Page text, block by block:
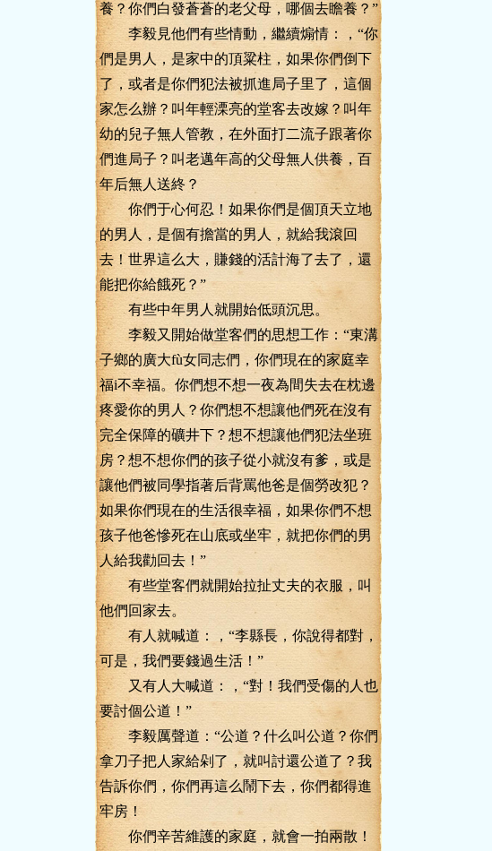
養？你們白發蒼蒼的老父母，哪個去瞻養？”
李毅見他們有些情動，繼續煽情：，“你
們是男人，是家中的頂粱柱，如果你們倒下
了，或者是你們犯法被抓進局子里了，這個
家怎么辦？叫年輕溧亮的堂客去改嫁？叫年
幼的兒子無人管教，在外面打二流子跟著你
們進局子？叫老邁年高的父母無人供養，百
年后無人送終？
你們于心何忍！如果你們是個頂天立地
的男人，是個有擔當的男人，就給我滾回
去！世界這么大，賺錢的活計海了去了，還
能把你給餓死？”
有些中年男人就開始低頭沉思。
李毅又開始做堂客們的思想工作：“東溝
子鄉的廣大fù女同志們，你們現在的家庭幸
福i不幸福。你們想不想一夜為間失去在枕邊
疼愛你的男人？你們想不想讓他們死在沒有
完全保障的礦井下？想不想讓他們犯法坐班
房？想不想你們的孩子從小就沒有爹，或是
讓他們被同學指著后背罵他爸是個勞改犯？
如果你們現在的生活很幸福，如果你們不想
孩子他爸慘死在山底或坐牢，就把你們的男
人給我勸回去！”
有些堂客們就開始拉扯丈夫的衣服，叫
他們回家去。
有人就喊道：，“李縣長，你說得都對，
可是，我們要錢過生活！”
又有人大喊道：，“對！我們受傷的人也
要討個公道！”
李毅厲聲道：“公道？什么叫公道？你們
拿刀子把人家給剁了，就叫討還公道了？我
告訴你們，你們再這么鬧下去，你們都得進
牢房！
你們辛苦維護的家庭，就會一拍兩散！